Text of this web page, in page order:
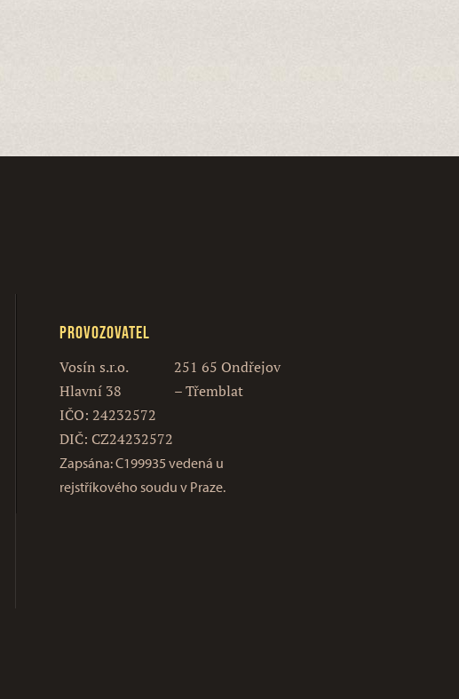
Provozovatel
Vosín s.r.o.
Hlavní 38
251 65 Ondřejov
– Třemblat
IČO: 24232572
DIČ: CZ24232572
Zapsána: C199935 vedená u
rejstříkového soudu v Praze.